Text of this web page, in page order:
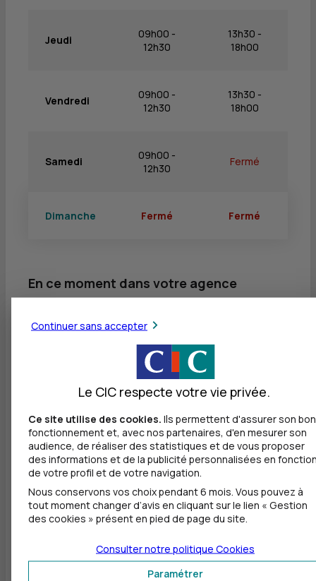
Jeudi
09h00 -
12h30
13h30 -
18h00
Vendredi
09h00 -
12h30
13h30 -
18h00
Samedi
09h00 -
12h30
Fermé
Dimanche Fermé Fermé
En ce moment dans votre agence
Fermeture exceptionnelle été
Votre agence est exceptionnellement fermée
du 04/08/2026 au 15/08/2026. Vous pouvez
contacter votre conseiller à l'agence CIC
SALON PELLETAN - 36 PLACE EUGÈNE
PELLETAN 13300 SALON-DE-PROVENCE - 04
42 87 75 45 18295@cic.fr.
Autres agences les plus proches
Continuer sans accepter
Le CIC respecte votre vie privée.
Ce site utilise des cookies. Ils permettent d'assurer son bon
fonctionnement et, avec nos partenaires, d'en mesurer son
audience, de réaliser des statistiques et de vous proposer
des informations et de la publicité personnalisées en
de votre profil et de votre navigation.
Nous conservons vos choix pendant 6 mois. Vous pouvez à
tout moment changer d’avis en cliquant sur le lien « Gestion
des cookies » présent en pied de page du site.
Paramétrer
Consulter notre politique Cookies